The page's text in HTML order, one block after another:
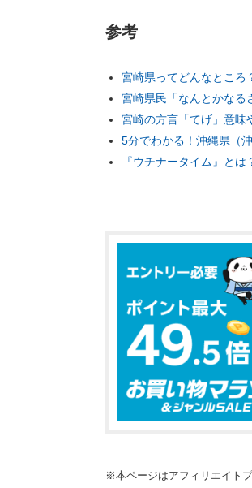
参考
宮崎県ってどんなところ
宮崎県民「なんとかなる
宮崎の方言「てげ」意味
5分でわかる！沖縄県（
『ウチナータイム』と
※本ページはアフィリエイト